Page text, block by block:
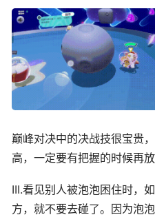
巅峰对决中的决战技很宝贵
高，一定要有把握的时候再放
III.看见别人被泡泡困住时，
方，就不要去碰了。因为泡